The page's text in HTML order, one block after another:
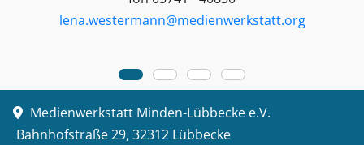
lena.westermann@medienwerkstatt.org
Medienwerkstatt Minden-Lübbecke e.V.
Bahnhofstraße 29, 32312 Lübbecke